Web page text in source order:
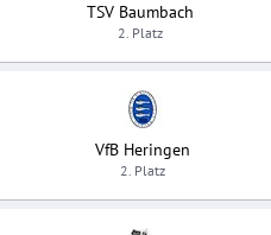
TSV Baumbach
2. Platz
VfB Heringen
2. Platz